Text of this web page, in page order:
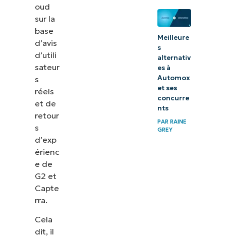
oud
sur la
base
d’avis
d’utili
sateur
s
réels
et de
retour
s
d’exp
érienc
e de
G2 et
Capte
rra.
Cela
dit, il
Meilleure
s
alternativ
es à
Automox
et ses
concurre
nts
PAR RAINE
GREY